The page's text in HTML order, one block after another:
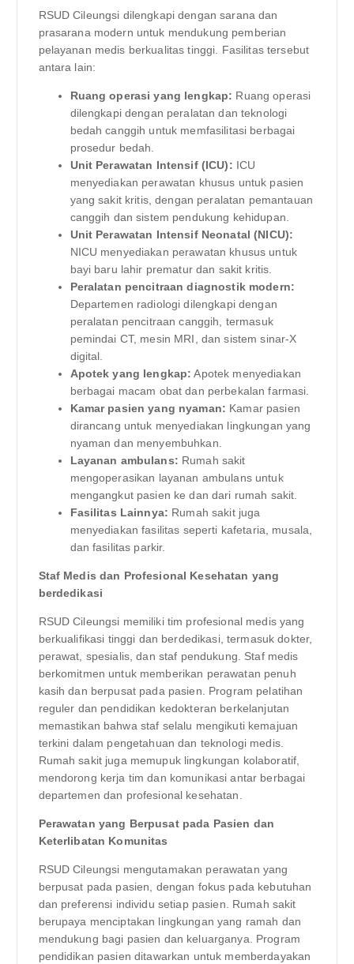
RSUD Cileungsi dilengkapi dengan sarana dan
prasarana modern untuk mendukung pemberian
pelayanan medis berkualitas tinggi. Fasilitas tersebut
antara lain:
Ruang operasi yang lengkap: Ruang operasi
dilengkapi dengan peralatan dan teknologi
bedah canggih untuk memfasilitasi berbagai
prosedur bedah.
Unit Perawatan Intensif (ICU): ICU
menyediakan perawatan khusus untuk pasien
yang sakit kritis, dengan peralatan pemantauan
canggih dan sistem pendukung kehidupan.
Unit Perawatan Intensif Neonatal (NICU):
NICU menyediakan perawatan khusus untuk
bayi baru lahir prematur dan sakit kritis.
Peralatan pencitraan diagnostik modern:
Departemen radiologi dilengkapi dengan
peralatan pencitraan canggih, termasuk
pemindai CT, mesin MRI, dan sistem sinar-X
digital.
Apotek yang lengkap: Apotek menyediakan
berbagai macam obat dan perbekalan farmasi.
Kamar pasien yang nyaman: Kamar pasien
dirancang untuk menyediakan lingkungan yang
nyaman dan menyembuhkan.
Layanan ambulans: Rumah sakit
mengoperasikan layanan ambulans untuk
mengangkut pasien ke dan dari rumah sakit.
Fasilitas Lainnya: Rumah sakit juga
menyediakan fasilitas seperti kafetaria, musala,
dan fasilitas parkir.
Staf Medis dan Profesional Kesehatan yang
berdedikasi
RSUD Cileungsi memiliki tim profesional medis yang
berkualifikasi tinggi dan berdedikasi, termasuk dokter,
perawat, spesialis, dan staf pendukung. Staf medis
berkomitmen untuk memberikan perawatan penuh
kasih dan berpusat pada pasien. Program pelatihan
reguler dan pendidikan kedokteran berkelanjutan
memastikan bahwa staf selalu mengikuti kemajuan
terkini dalam pengetahuan dan teknologi medis.
Rumah sakit juga memupuk lingkungan kolaboratif,
mendorong kerja tim dan komunikasi antar berbagai
departemen dan profesional kesehatan.
Perawatan yang Berpusat pada Pasien dan
Keterlibatan Komunitas
RSUD Cileungsi mengutamakan perawatan yang
berpusat pada pasien, dengan fokus pada kebutuhan
dan preferensi individu setiap pasien. Rumah sakit
berupaya menciptakan lingkungan yang ramah dan
mendukung bagi pasien dan keluarganya. Program
pendidikan pasien ditawarkan untuk memberdayakan